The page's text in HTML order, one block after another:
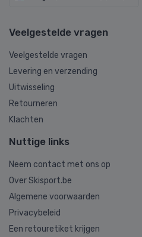
Veelgestelde vragen
Veelgestelde vragen
Levering en verzending
Uitwisseling
Retourneren
Klachten
Nuttige links
Neem contact met ons op
Over Skisport.be
Algemene voorwaarden
Privacybeleid
Een retouretiket krijgen